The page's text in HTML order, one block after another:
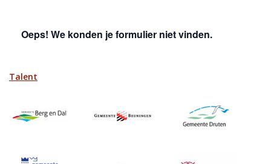
Oeps! We konden je formulier niet vinden.
Talent